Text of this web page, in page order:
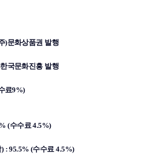
)문화상품권 발행
국문화진흥 발행
료9%)
(수수료 4.5%)
: 95.5% (수수료 4.5%)